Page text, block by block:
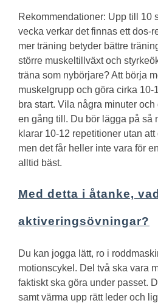
Rekommendationer: Upp till 10
vecka verkar det finnas ett dos-
mer träning betyder bättre
större muskeltillväxt och
träna som nybörjare?Att börja
muskelgrupp och göra cirka 10-
bra start. Vila några minuter
en gång till. Du bör lägga på så
klarar 10-12 repetitioner utan
men det får heller inte vara för
alltid bäst.
Med detta i åtanke,
aktiveringsövningar?
Du kan jogga lätt, ro i
motionscykel. Del två ska vara
faktiskt ska göra under passet.
samt värma upp rätt leder och